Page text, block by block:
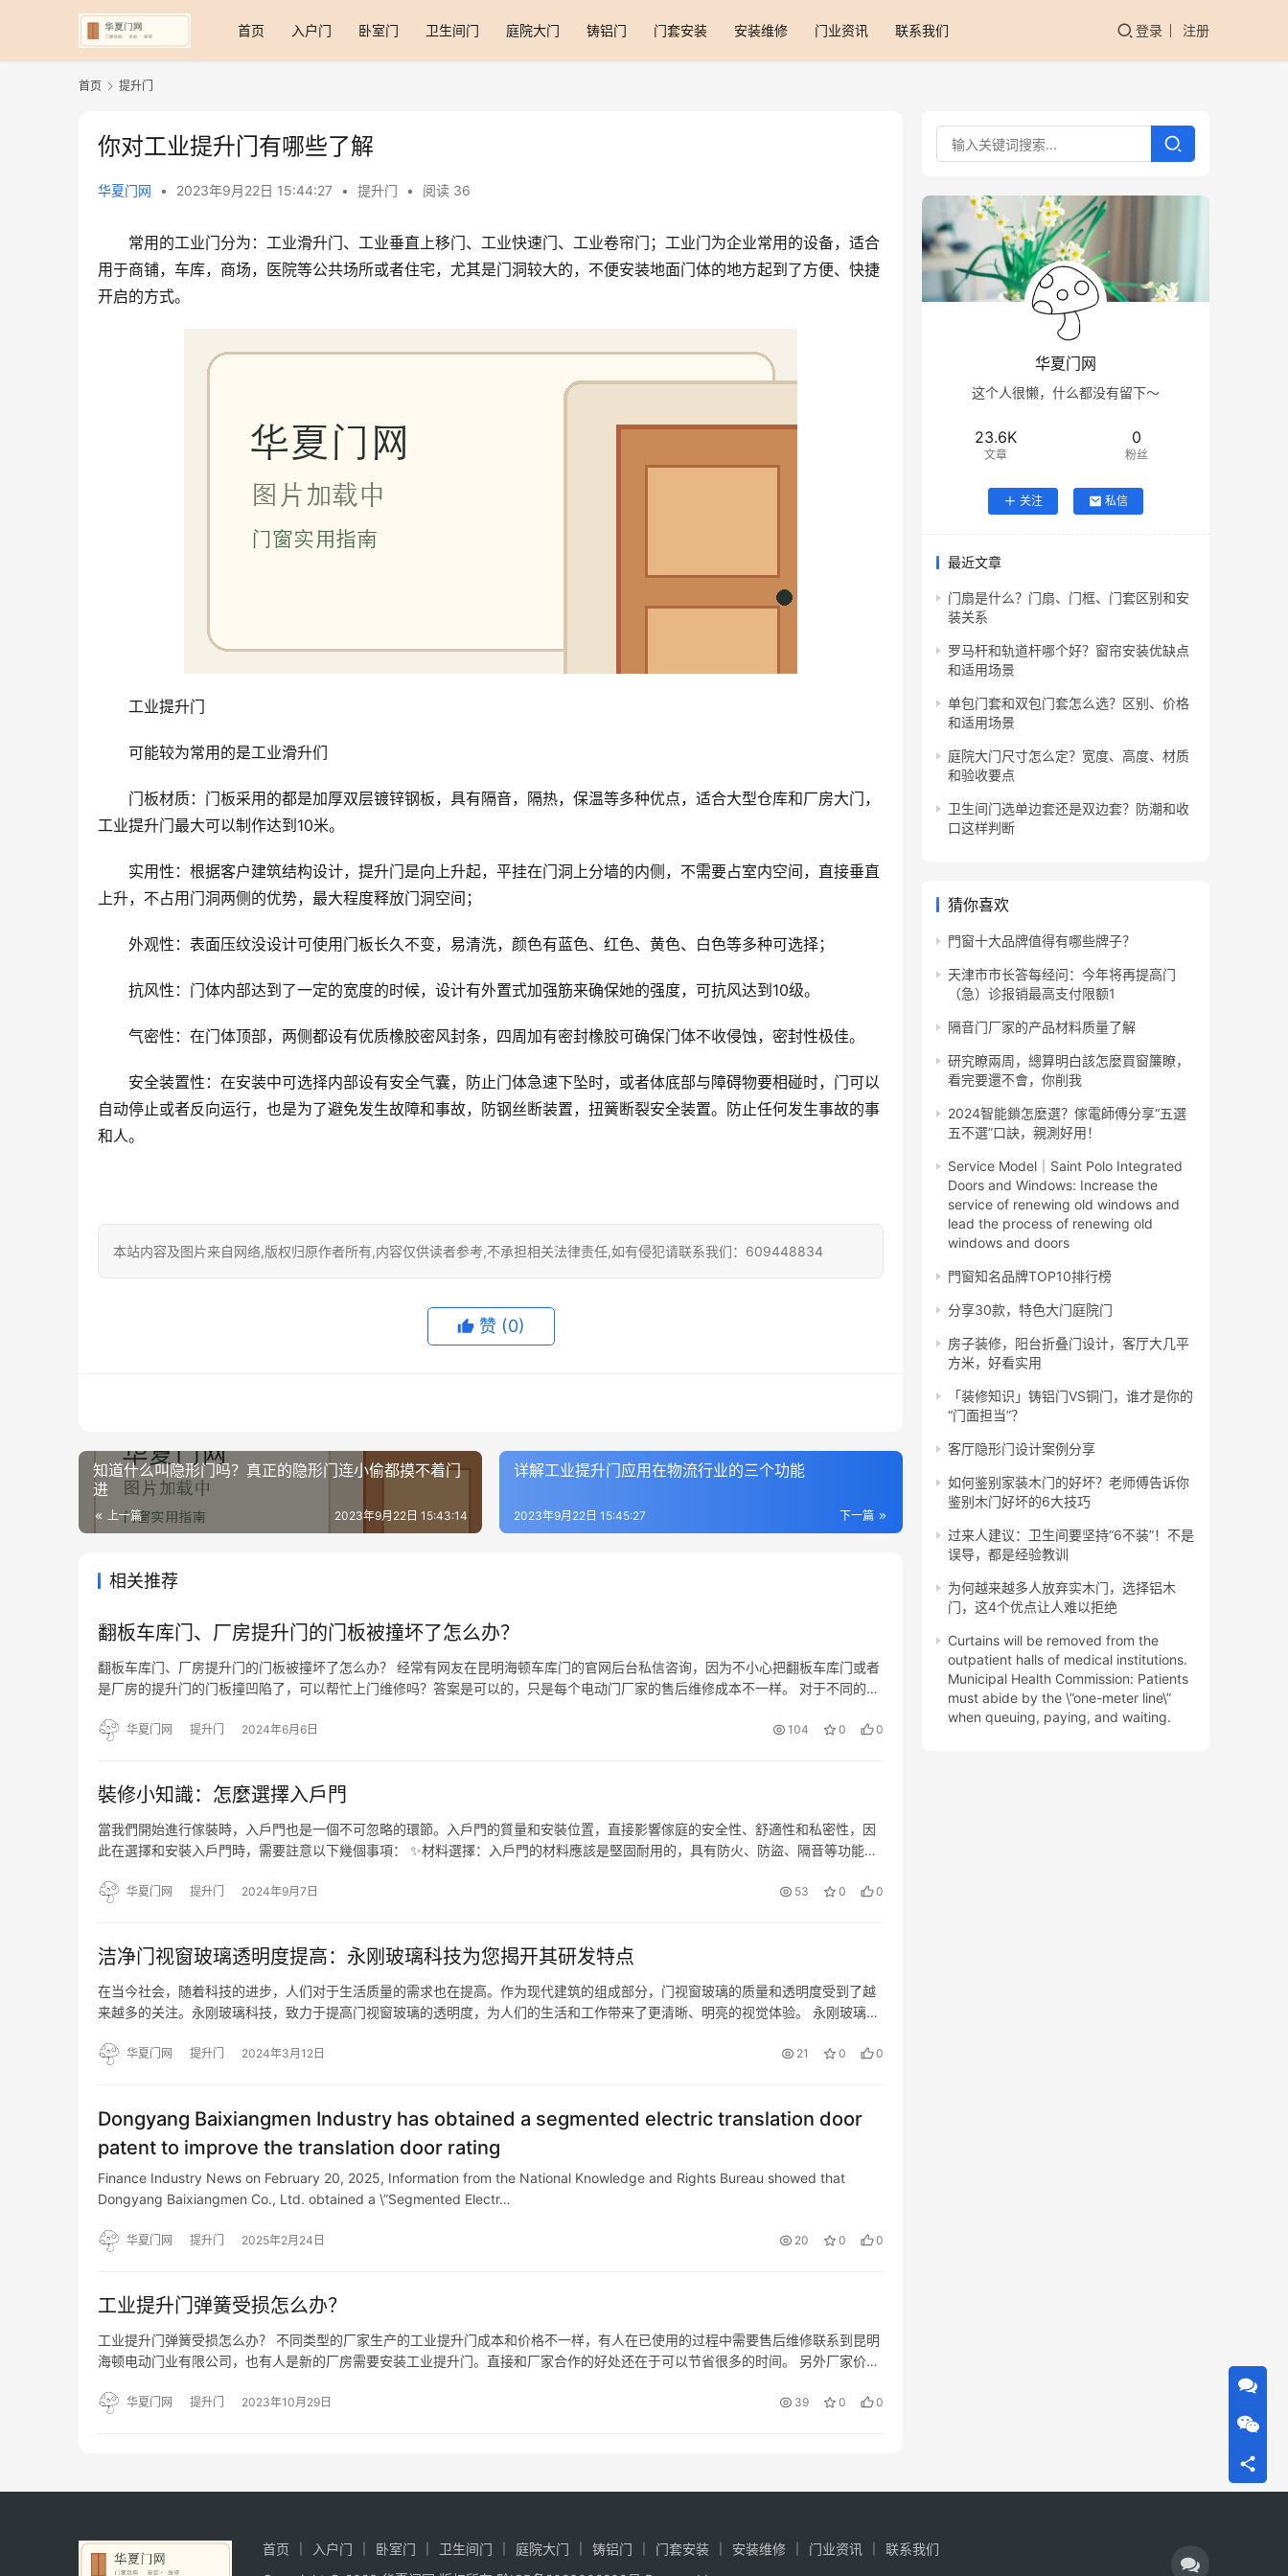
首页 入户门 卧室门 卫生间门 庭院大门 铸铝门 门套安装 安装维修 门业资讯 联系我们 登录 注册
首页 提升门
你对工业提升门有哪些了解
华夏门网 • 2023年9月22日 15:44:27 • 提升门 • 阅读 36
常用的工业门分为：工业滑升门、工业垂直上移门、工业快速门、工业卷帘门；工业门为企业常用的设备，适合
用于商铺，车库，商场，医院等公共场所或者住宅，尤其是门洞较大的，不便安装地面门体的地方起到了方便、快捷
开启的方式。
工业提升门
可能较为常用的是工业滑升们
门板材质：门板采用的都是加厚双层镀锌钢板，具有隔音，隔热，保温等多种优点，适合大型仓库和厂房大门，
工业提升门最大可以制作达到10米。
实用性：根据客户建筑结构设计，提升门是向上升起，平挂在门洞上分墙的内侧，不需要占室内空间，直接垂直
上升，不占用门洞两侧的优势，最大程度释放门洞空间；
外观性：表面压纹没设计可使用门板长久不变，易清洗，颜色有蓝色、红色、黄色、白色等多种可选择；
抗风性：门体内部达到了一定的宽度的时候，设计有外置式加强筋来确保她的强度，可抗风达到10级。
气密性：在门体顶部，两侧都设有优质橡胶密风封条，四周加有密封橡胶可确保门体不收侵蚀，密封性极佳。
安全装置性：在安装中可选择内部设有安全气囊，防止门体急速下坠时，或者体底部与障碍物要相碰时，门可以
自动停止或者反向运行，也是为了避免发生故障和事故，防钢丝断装置，扭簧断裂安全装置。防止任何发生事故的事
和人。
本站内容及图片来自网络,版权归原作者所有,内容仅供读者参考,不承担相关法律责任,如有侵犯请联系我们：609448834
赞 (0)
知道什么叫隐形门吗？真正的隐形门连小偷都摸不着门
进
上一篇 2023年9月22日 15:43:14
详解工业提升门应用在物流行业的三个功能
下一篇
2023年9月22日 15:45:27
相关推荐
翻板车库门、厂房提升门的门板被撞坏了怎么办？
翻板车库门、厂房提升门的门板被撞坏了怎么办？ 经常有网友在昆明海顿车库门的官网后台私信咨询，因为不小心把翻板车库门或者
是厂房的提升门的门板撞凹陷了，可以帮忙上门维修吗？答案是可以的，只是每个电动门厂家的售后维修成本不一样。 对于不同的电
衔接。因…
华夏门网 提升门 2024年6月6日 104 0 0
裝修小知識：怎麼選擇入戶門
當我們開始進行傢裝時，入戶門也是一個不可忽略的環節。入戶門的質量和安裝位置，直接影響傢庭的安全性、舒適性和私密性，因
此在選擇和安裝入戶門時，需要註意以下幾個事項： ✨材料選擇：入戶門的材料應該是堅固耐用的，具有防火、防盜、隔音等功能。
洞的尺寸…
华夏门网 提升门 2024年9月7日 53 0 0
洁净门视窗玻璃透明度提高：永刚玻璃科技为您揭开其研发特点
在当今社会，随着科技的进步，人们对于生活质量的需求也在提高。作为现代建筑的组成部分，门视窗玻璃的质量和透明度受到了越
来越多的关注。永刚玻璃科技，致力于提高门视窗玻璃的透明度，为人们的生活和工作带来了更清晰、明亮的视觉体验。 永刚玻璃科
品。在门视窗…
华夏门网 提升门 2024年3月12日 21 0 0
Dongyang Baixiangmen Industry has obtained a segmented electric translation door
patent to improve the translation door rating
Finance Industry News on February 20, 2025, Information from the National Knowledge and Rights Bureau showed that
Dongyang Baixiangmen Co., Ltd. obtained a \”Segmented Electr…
华夏门网 提升门 2025年2月24日 20 0 0
工业提升门弹簧受损怎么办？
工业提升门弹簧受损怎么办？ 不同类型的厂家生产的工业提升门成本和价格不一样，有人在已使用的过程中需要售后维修联系到昆明
海顿电动门业有限公司，也有人是新的厂房需要安装工业提升门。直接和厂家合作的好处还在于可以节省很多的时间。 另外厂家价格
能是一定…
华夏门网 提升门 2023年10月29日 39 0 0
华夏门网
这个人很懒，什么都没有留下～
23.6K
文章
0
粉丝
关注 私信
最近文章
门扇是什么？门扇、门框、门套区别和安
装关系
罗马杆和轨道杆哪个好？窗帘安装优缺点
和适用场景
单包门套和双包门套怎么选？区别、价格
和适用场景
庭院大门尺寸怎么定？宽度、高度、材质
和验收要点
卫生间门选单边套还是双边套？防潮和收
口这样判断
猜你喜欢
門窗十大品牌值得有哪些牌子？
天津市市长答每经问：今年将再提高门
（急）诊报销最高支付限额1
隔音门厂家的产品材料质量了解
研究瞭兩周，總算明白該怎麼買窗簾瞭，
看完要還不會，你削我
2024智能鎖怎麼選？傢電師傅分享“五選
五不選”口訣，親測好用！
Service Model｜Saint Polo Integrated
Doors and Windows: Increase the
service of renewing old windows and
lead the process of renewing old
windows and doors
門窗知名品牌TOP10排行榜
分享30款，特色大门庭院门
房子装修，阳台折叠门设计，客厅大几平
方米，好看实用
「装修知识」铸铝门VS铜门，谁才是你的
“门面担当”？
客厅隐形门设计案例分享
如何鉴别家装木门的好坏？老师傅告诉你
鉴别木门好坏的6大技巧
过来人建议：卫生间要坚持“6不装”！不是
误导，都是经验教训
为何越来越多人放弃实木门，选择铝木
门，这4个优点让人难以拒绝
Curtains will be removed from the
outpatient halls of medical institutions.
Municipal Health Commission: Patients
must abide by the \”one-meter line\”
when queuing, paying, and waiting.
首页 入户门 卧室门 卫生间门 庭院大门 铸铝门 门套安装 安装维修 门业资讯
联系我们